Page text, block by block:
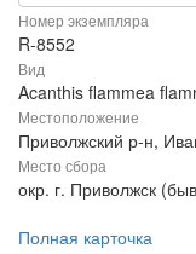
Номер экземпляра
R-8552
Вид
Acanthis flammea
Местоположение
Приволжский р-н,
Место сбора
окр. г. Приволжск
Полная карточка